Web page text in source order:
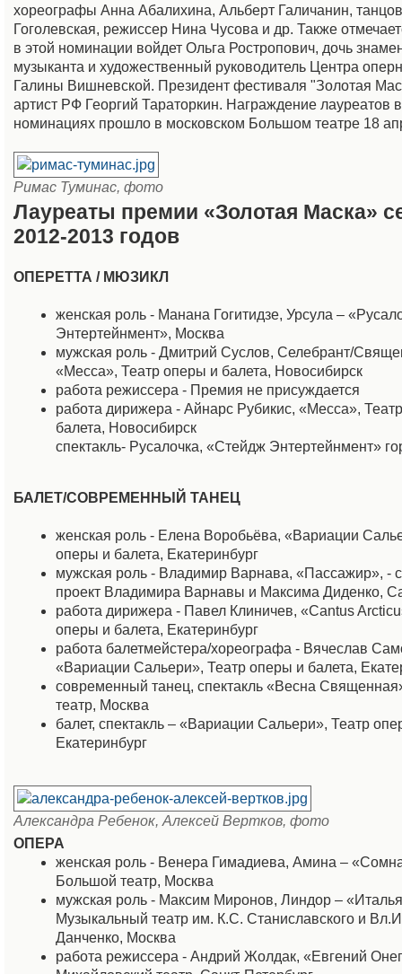
хореографы Анна Абалихина, Альберт Галичанин,
Гоголевская, режиссер Нина Чусова и др. Также
в этой номинации войдет Ольга Ростропович, дочь
музыканта и художественный руководитель Центра
Галины Вишневской. Президент фестиваля "Золотая
артист РФ Георгий Тараторкин. Награждение лауреатов
номинациях прошло в московском Большом театре 18
Римас Туминас, фото
Лауреаты премии «Золотая Маска»
2012-2013 годов
ОПЕРЕТТА / МЮЗИКЛ
женская роль - Манана Гогитидзе, Урсула –
Энтертейнмент», Москва
мужская роль - Дмитрий Суслов, Селебрант/
«Месса», Театр оперы и балета, Новосибирск
работа режиссера - Премия не присуждается
работа дирижера - Айнарс Рубикис, «Месса»,
балета, Новосибирск
спектакль- Русалочка, «Стейдж Энтертейнмент»
БАЛЕТ/СОВРЕМЕННЫЙ ТАНЕЦ
женская роль - Елена Воробьёва, «Вариации
оперы и балета, Екатеринбург
мужская роль - Владимир Варнава, «Пассажир», -
проект Владимира Варнавы и Максима Диденко,
работа дирижера - Павел Клиничев, «Cantus
оперы и балета, Екатеринбург
работа балетмейстера/хореографа - Вячеслав
«Вариации Сальери», Театр оперы и балета,
современный танец, спектакль «Весна
театр, Москва
балет, спектакль – «Вариации Сальери», Театр
Екатеринбург
Александра Ребенок, Алексей Вертков, фото
ОПЕРА
женская роль - Венера Гимадиева, Амина –
Большой театр, Москва
мужская роль - Максим Миронов, Линдор –
Музыкальный театр им. К.С. Станиславского и
Данченко, Москва
работа режиссера - Андрий Жолдак, «Евгений